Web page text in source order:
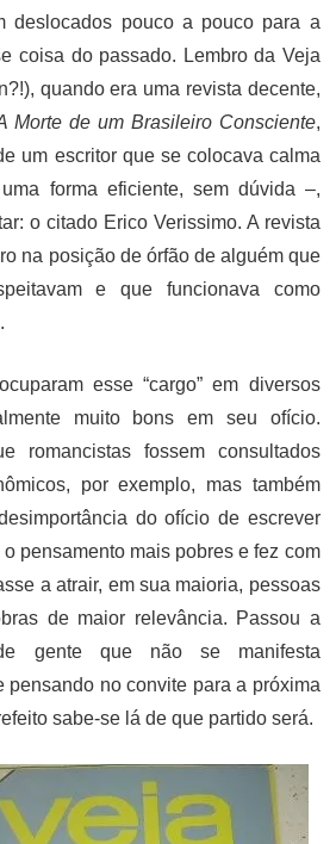
deslocados pouco a pouco para a
coisa do passado. Lembro da Veja
quando era uma revista decente,
Morte de um Brasileiro Consciente,
um escritor que se colocava calma
forma eficiente, sem dúvida –,
o citado Erico Verissimo. A revista
na posição de órfão de alguém que
e que funcionava como
esse “cargo” em diversos
muito bons em seu ofício.
romancistas fossem consultados
por exemplo, mas também
do ofício de escrever
pensamento mais pobres e fez com
a atrair, em sua maioria, pessoas
de maior relevância. Passou a
gente que não se manifesta
pensando no convite para a próxima
sabe-se lá de que partido será.